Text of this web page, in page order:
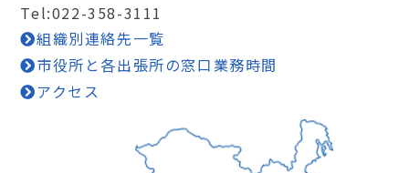
Tel:022-358-3111
組織別連絡先一覧
市役所と各出張所の窓口業務時間
アクセス